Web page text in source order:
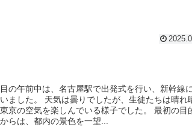
の午前中は、名古屋駅で出発式を行い、新幹線
ました。 天気は曇りでしたが、生徒たちは晴れ
京の空気を楽しんでいる様子でした。 最初の目
らは、都内の景色を一望...